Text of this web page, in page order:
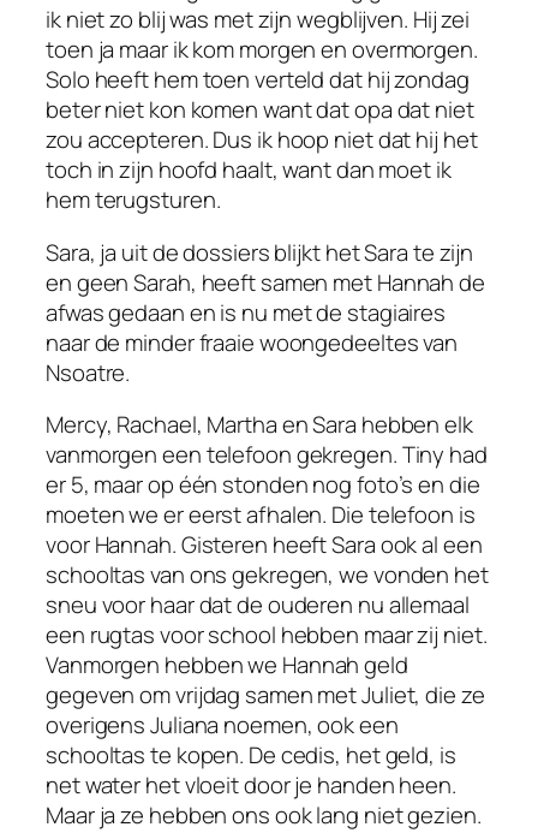
ik niet zo blij was met zijn wegblijven. Hij zei
toen ja maar ik kom morgen en overmorgen.
Solo heeft hem toen verteld dat hij zondag
beter niet kon komen want dat opa dat niet
zou accepteren. Dus ik hoop niet dat hij het
toch in zijn hoofd haalt, want dan moet ik
hem terugsturen.
Sara, ja uit de dossiers blijkt het Sara te zijn
en geen Sarah, heeft samen met Hannah de
afwas gedaan en is nu met de stagiaires
naar de minder fraaie woongedeeltes van
Nsoatre.
Mercy, Rachael, Martha en Sara hebben elk
vanmorgen een telefoon gekregen. Tiny had
er 5, maar op één stonden nog foto’s en die
moeten we er eerst afhalen. Die telefoon is
voor Hannah. Gisteren heeft Sara ook al een
schooltas van ons gekregen, we vonden het
sneu voor haar dat de ouderen nu allemaal
een rugtas voor school hebben maar zij niet.
Vanmorgen hebben we Hannah geld
gegeven om vrijdag samen met Juliet, die ze
overigens Juliana noemen, ook een
schooltas te kopen. De cedis, het geld, is
net water het vloeit door je handen heen.
Maar ja ze hebben ons ook lang niet gezien.